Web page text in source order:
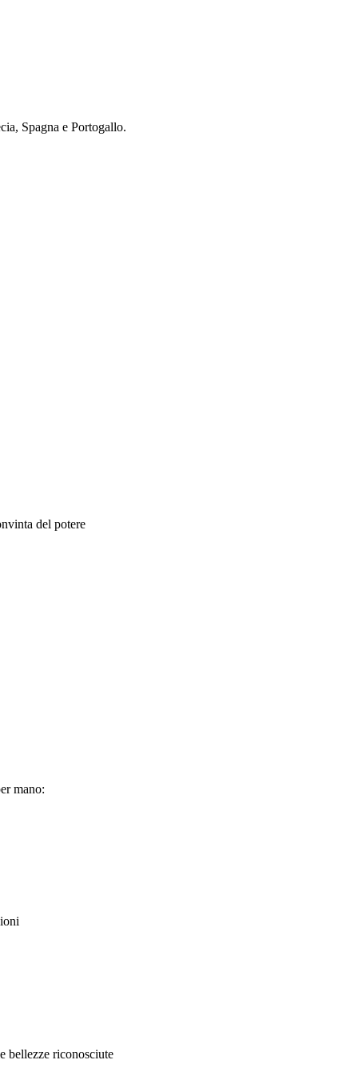
Spagna e Portogallo.
del potere
mano:
bellezze riconosciute